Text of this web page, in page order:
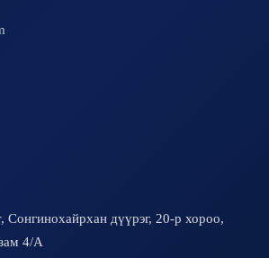
Сонгинохайрхан дүүрэг, 20-р хороо,
4/A